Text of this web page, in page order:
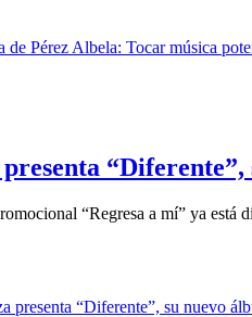
“Diferente”,
“Regresa a mí” ya está